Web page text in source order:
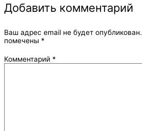
Добавить комментарий
Ваш адрес email не будет опубликован.
помечены *
Комментарий *